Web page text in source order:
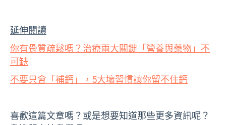
延伸閱讀
你有骨質疏鬆嗎？治療兩大關鍵「營養與藥物」不
可缺
不要只會「補鈣」，5大壞習慣讓你留不住鈣
喜歡這篇文章嗎？或是想要知道那些更多資訊呢？